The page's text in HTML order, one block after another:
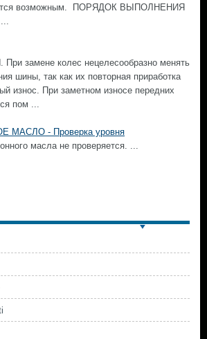
возможным. ПОРЯДОК ВЫПОЛНЕНИЯ
замене колес нецелесообразно менять
шины, так как их повторная приработка
износ. При заметном износе передних
пом ...
- Проверка уровня
масла не проверяется. ...